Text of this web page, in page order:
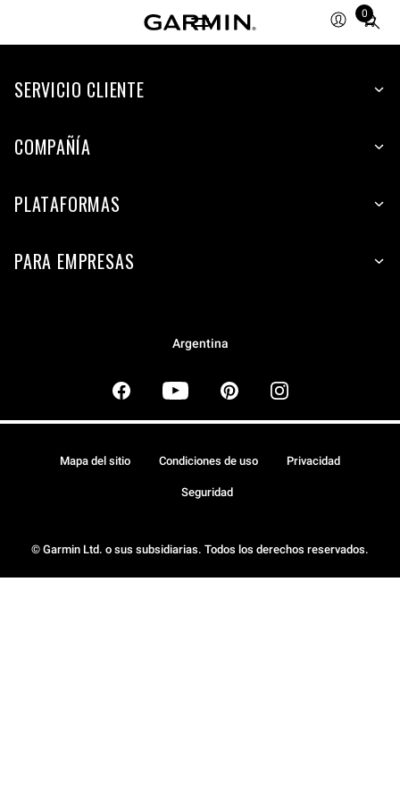
0
Total
items
cart:
SERVICIO CLIENTE
COMPAÑÍA
PLATAFORMAS
PARA EMPRESAS
Argentina
© Garmin Ltd. o sus subsidiarias. Todos los derechos reservados.
Mapa del sitio Condiciones de uso Privacidad
Seguridad